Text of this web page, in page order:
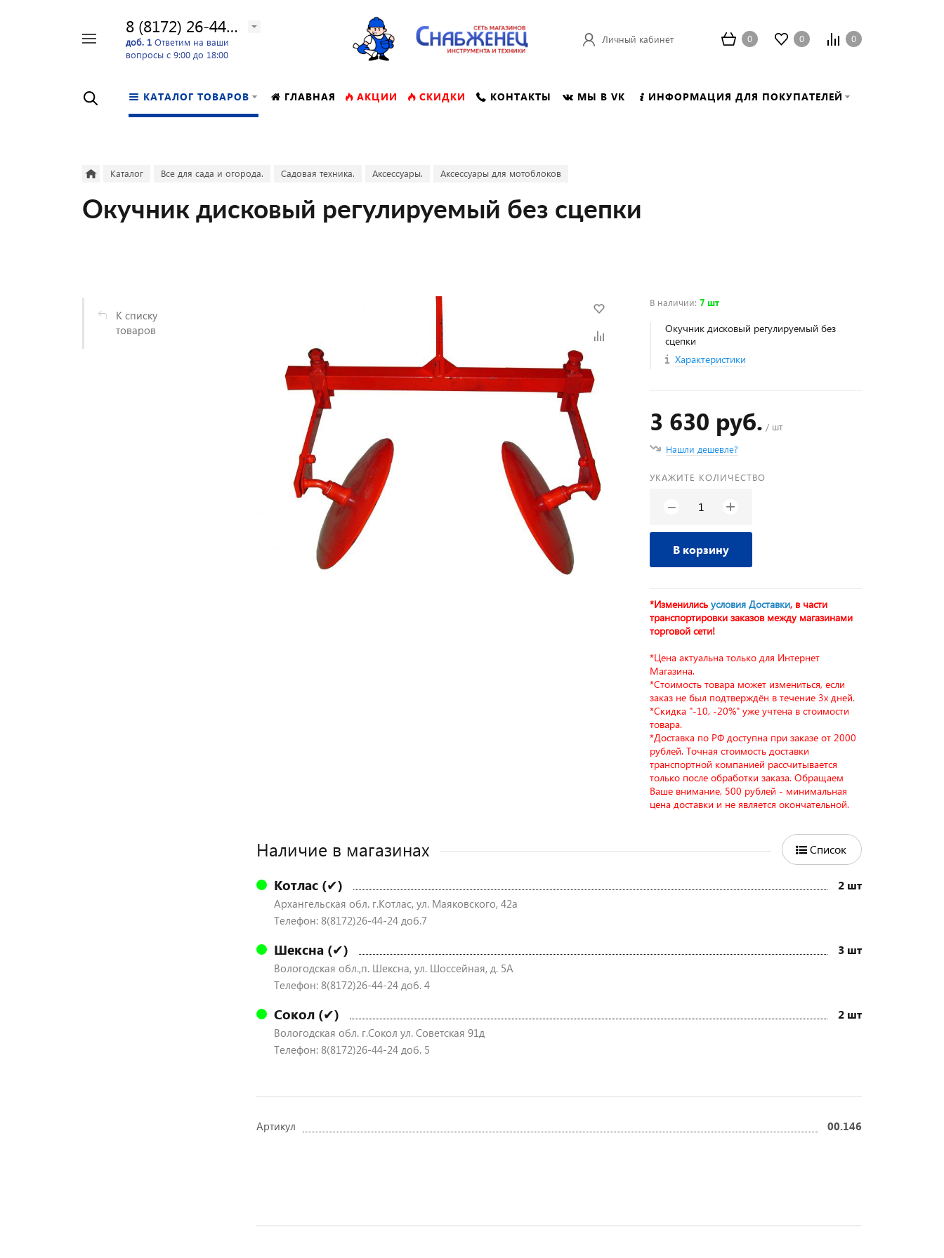
8 (8172) 26-44-24
доб. 1 Ответим на ваши
вопросы с 9:00 до 18:00
Личный кабинет 0 0 0
КАТАЛОГ ТОВАРОВ ГЛАВНАЯ АКЦИИ СКИДКИ КОНТАКТЫ МЫ В VK ИНФОРМАЦИЯ ДЛЯ ПОКУПАТЕЛЕЙ
Каталог Все для сада и огорода. Садовая техника. Аксессуары. Аксессуары для мотоблоков
Окучник дисковый регулируемый без сцепки
К списку
товаров
В наличии:7 шт
Окучник дисковый регулируемый без
сцепки
Характеристики
3 630 руб. / шт
Нашли дешевле?
УКАЖИТЕ КОЛИЧЕСТВО
− +
В корзину
*Изменилисьусловия Доставки, в части
транспортировки заказов между магазинами
торговой сети!
*Цена актуальна только для Интернет
Магазина.
*Стоимость товара может измениться, если
заказ не был подтверждён в течение 3х дней.
*Скидка "-10, -20%" уже учтена в стоимости
товара.
*Доставка по РФ доступна при заказе от 2000
рублей. Точная стоимость доставки
транспортной компанией рассчитывается
только после обработки заказа. Обращаем
Ваше внимание, 500 рублей - минимальная
цена доставки и не является окончательной.
Наличие в магазинах Список
Котлас (✔) 2 шт
Архангельская обл. г.Котлас, ул. Маяковского, 42а
Телефон: 8(8172)26-44-24 доб.7
Шексна (✔) 3 шт
Вологодская обл.,п. Шексна, ул. Шоссейная, д. 5А
Телефон: 8(8172)26-44-24 доб. 4
Сокол (✔) 2 шт
Вологодская обл. г.Сокол ул. Советская 91д
Телефон: 8(8172)26-44-24 доб. 5
Артикул 00.146